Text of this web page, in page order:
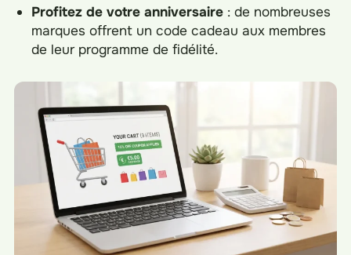
Profitez de votre anniversaire : de nombreuses
marques offrent un code cadeau aux membres
de leur programme de fidélité.